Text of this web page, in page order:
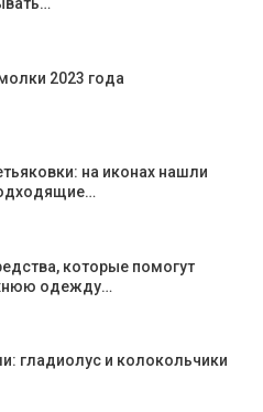
2023 года
на иконах нашли
которые помогут
одежду…
гладиолус и колокольчики